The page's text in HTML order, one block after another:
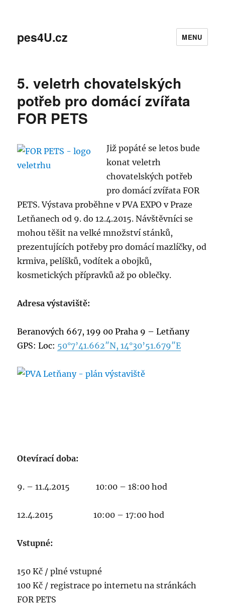
pes4U.cz MENU
5. veletrh chovatelských
potřeb pro domácí zvířata
FOR PETS
Již popáté se letos bude
konat veletrh
chovatelských potřeb
pro domácí zvířata FOR
PETS. Výstava proběhne v PVA EXPO v Praze
Letňanech od 9. do 12.4.2015. Návštěvníci se
mohou těšit na velké množství stánků,
prezentujících potřeby pro domácí mazlíčky, od
krmiva, pelíšků, vodítek a obojků,
kosmetických přípravků až po oblečky.
Adresa výstaviště:
Beranových 667, 199 00 Praha 9 – Letňany
GPS: Loc: 50°7’41.662″N, 14°30’51.679″E
Otevírací doba:
9. – 11.4.2015 10:00 – 18:00 hod
12.4.2015 10:00 – 17:00 hod
Vstupné:
150 Kč / plné vstupné
100 Kč / registrace po internetu na stránkách
FOR PETS